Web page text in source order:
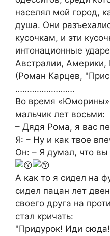
населял мой город,
душа. Они
кусочкам, и эти
интонационные
Австралии,
(Роман Карцев,
…………………….
Во время
мальчик лет восьми:
– Дядя Рома, я вас
Я: – Ну и как твое
Он: – Я думал, что вы
А как то я сидел на
сидел пацан лет
своего друга на
стал кричать:
"Придурок! Иди